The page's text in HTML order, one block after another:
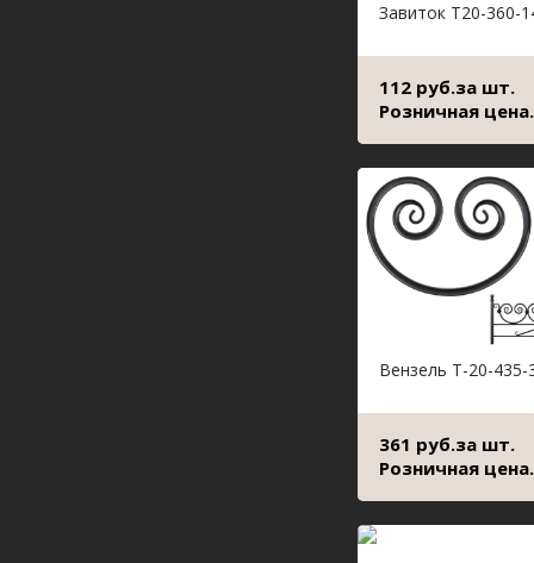
Завиток Т20-360-
112 руб.за шт.
Розничная цена.
Вензель Т-20-435-
361 руб.за шт.
Розничная цена.